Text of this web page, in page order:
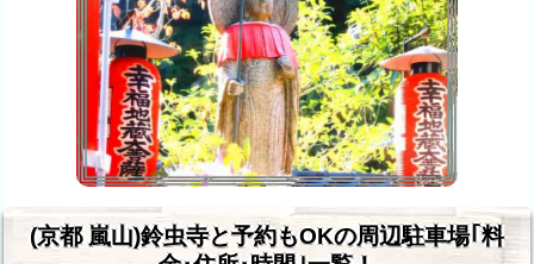
(京都 嵐山)鈴虫寺と予約もOKの周辺駐車場｢料